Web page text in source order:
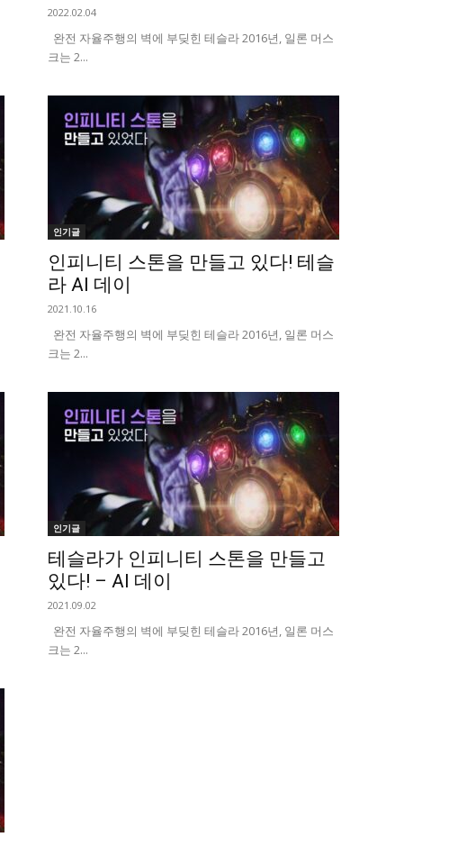
2022.02.04
완전 자율주행의 벽에 부딪힌 테슬라 2016년, 일론 머스
크는 2...
인기글
인피니티 스톤을 만들고 있다! 테슬
라 AI 데이
2021.10.16
완전 자율주행의 벽에 부딪힌 테슬라 2016년, 일론 머스
크는 2...
인기글
테슬라가 인피니티 스톤을 만들고
있다! – AI 데이
2021.09.02
완전 자율주행의 벽에 부딪힌 테슬라 2016년, 일론 머스
크는 2...